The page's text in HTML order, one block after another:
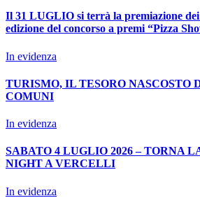
Il 31 LUGLIO si terrà la premiazione
edizione del concorso a premi “Pizza
In evidenza
TURISMO, IL TESORO NASCOSTO
COMUNI
In evidenza
SABATO 4 LUGLIO 2026 – TORNA
NIGHT A VERCELLI
In evidenza